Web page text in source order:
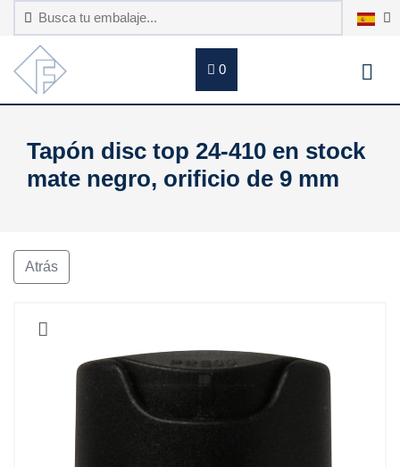
0
Tapón disc top 24-410 en stock
mate negro, orificio de 9 mm
Atrás